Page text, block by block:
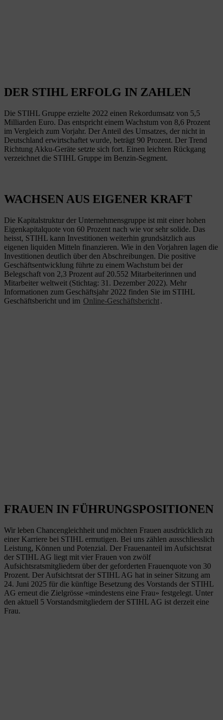
DER STIHL ERFOLG IN ZAHLEN
Die STIHL Gruppe erzielte 2022 einen Rekordumsatz von 5,5
Milliarden Euro. Das entspricht einem Wachstum von 8,6 Prozent
im Vergleich zum Vorjahr. Der Anteil des Umsatzes, der nicht in
Deutschland erwirtschaftet wurde, beträgt 90 Prozent. Der Trend
Richtung Akku-Geräte setzte sich fort. Einen leichten Rückgang
verzeichnet die STIHL Gruppe im Benzin-Segment.
WACHSEN AUS EIGENER KRAFT
Die Kapitalstruktur der Unternehmensgruppe ist mit einer hohen
Eigenkapitalquote von 60 Prozent nach wie vor sehr solide. Das
heisst, STIHL kann Investitionen weiterhin grundsätzlich aus
eigenen liquiden Mitteln finanzieren. Wie in den Vorjahren lagen die
Investitionen deutlich über den Abschreibungen. Die positive
Geschäftsentwicklung führte zu einem Wachstum bei der
Belegschaft von 2,3 Prozent auf 20.552 Mitarbeiterinnen und
Mitarbeiter weltweit (Stichtag: 31. Dezember 2022). Mehr
Informationen zum Geschäftsjahr 2022 finden Sie im STIHL
Geschäftsbericht und im Online-Geschäftsbericht.
FRAUEN IN FÜHRUNGSPOSITIONEN
Wir leben Chancengleichheit und möchten Frauen ausdrücklich zu
einer Karriere bei STIHL ermutigen. Bei uns zählen ausschliesslich
Leistung, Können und Potenzial. Der Frauenanteil im Aufsichtsrat
der STIHL AG liegt mit vier Frauen von zwölf
Aufsichtsratsmitgliedern über der geforderten Frauenquote von 30
Prozent. Der Aufsichtsrat der STIHL AG hat in seiner Sitzung am
24. Juni 2025 für die künftige Besetzung des Vorstands der STIHL
AG erneut die Zielgrösse «mindestens eine Frau» festgelegt. Unter
den aktuell 5 Vorstandsmitgliedern der STIHL AG ist derzeit eine
Frau.